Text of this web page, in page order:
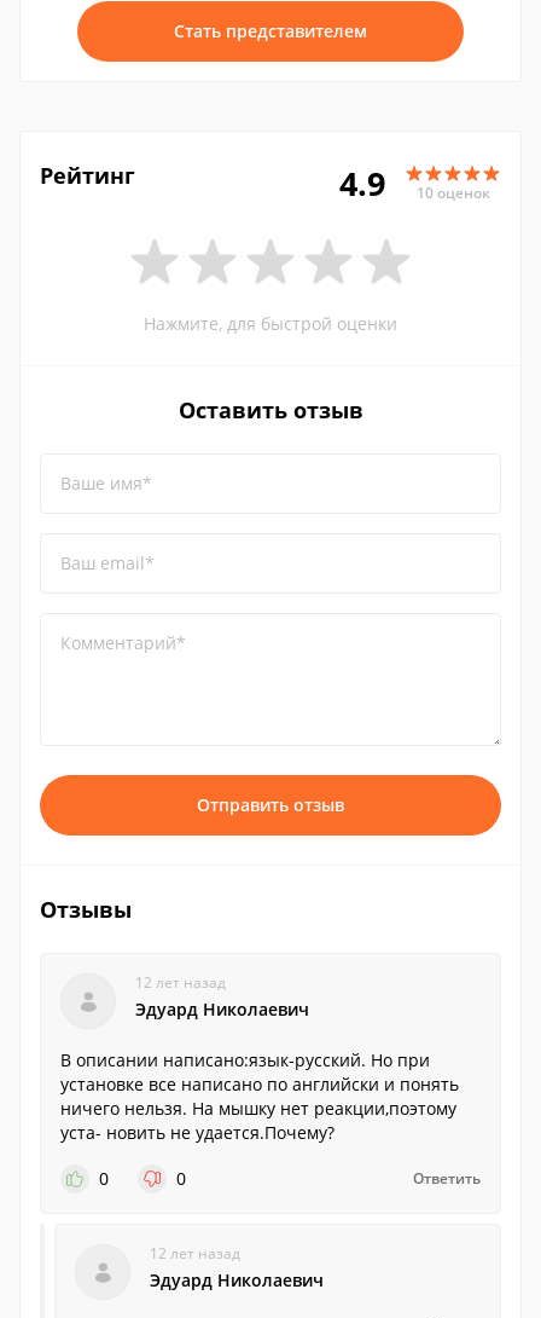
Стать представителем
Рейтинг 4.9 10 оценок
Нажмите, для быстрой оценки
Оставить отзыв
Ваше имя*
Ваш email*
Комментарий*
Отправить отзыв
Отзывы
12 лет назад
Эдуард Николаевич
В описании написано:язык-русский. Но при
установке все написано по английски и понять
ничего нельзя. На мышку нет реакции,поэтому
уста- новить не удается.Почему?
0
0 Ответить
12 лет назад
Эдуард Николаевич